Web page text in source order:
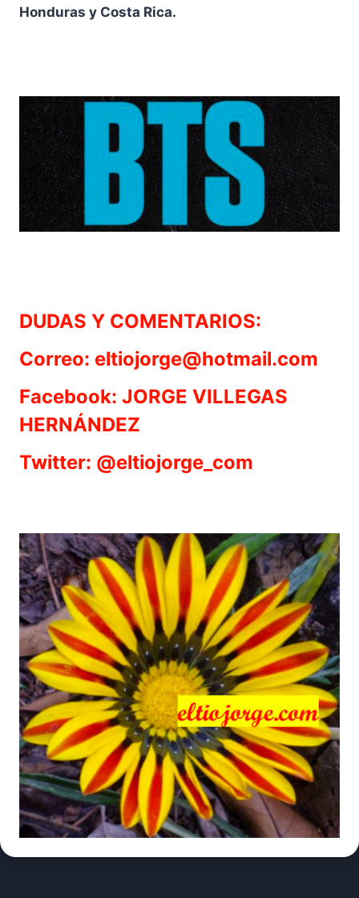
Honduras y Costa Rica.
DUDAS Y COMENTARIOS:
Correo: eltiojorge@hotmail.com
Facebook: JORGE VILLEGAS
HERNÁNDEZ
Twitter: @eltiojorge_com